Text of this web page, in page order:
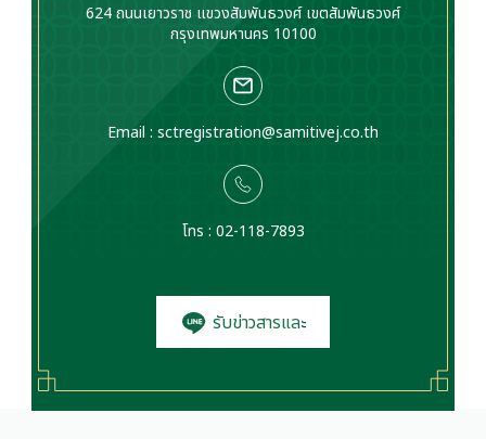
624 ถนนเยาวราช แขวงสัมพันธวงศ์ เขตสัมพันธวงศ์
กรุงเทพมหานคร 10100
Email : sctregistration@samitivej.co.th
โทร : 02-118-7893
รับข่าวสารและ